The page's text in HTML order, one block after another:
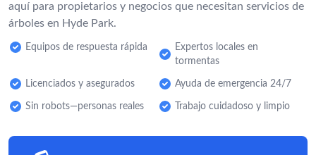
aquí para propietarios y negocios que necesitan servicios de
árboles en Hyde Park.
Equipos de respuesta rápida
Expertos locales en
tormentas
Licenciados y asegurados Ayuda de emergencia 24/7
Sin robots—personas reales Trabajo cuidadoso y limpio